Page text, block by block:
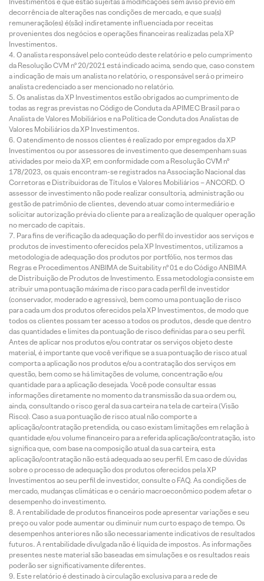
decorrência de alterações nas condições de mercado, e que sua(s)
remuneração(es) é(são) indiretamente influenciada por receitas
provenientes dos negócios e operações financeiras realizadas pela XP
Investimentos.
O analista responsável pelo conteúdo deste relatório e pelo cumprimento
da Resolução CVM nº 20/2021 está indicado acima, sendo que, caso constem
a indicação de mais um analista no relatório, o responsável será o primeiro
analista credenciado a ser mencionado no relatório.
Os analistas da XP Investimentos estão obrigados ao cumprimento de
todas as regras previstas no Código de Conduta da APIMEC Brasil para o
Analista de Valores Mobiliários e na Política de Conduta dos Analistas de
Valores Mobiliários da XP Investimentos.
O atendimento de nossos clientes é realizado por empregados da XP
Investimentos ou por assessores de investimento que desempenham suas
atividades por meio da XP, em conformidade com a Resolução CVM nº
178/2023, os quais encontram-se registrados na Associação Nacional das
Corretoras e Distribuidoras de Títulos e Valores Mobiliários – ANCORD. O
assessor de investimento não pode realizar consultoria, administração ou
gestão de patrimônio de clientes, devendo atuar como intermediário e
solicitar autorização prévia do cliente para a realização de qualquer operação
no mercado de capitais.
Para fins de verificação da adequação do perfil do investidor aos serviços e
produtos de investimento oferecidos pela XP Investimentos, utilizamos a
metodologia de adequação dos produtos por portfólio, nos termos das
Regras e Procedimentos ANBIMA de Suitability nº 01 e do Código ANBIMA
de Distribuição de Produtos de Investimento. Essa metodologia consiste em
atribuir uma pontuação máxima de risco para cada perfil de investidor
(conservador, moderado e agressivo), bem como uma pontuação de risco
para cada um dos produtos oferecidos pela XP Investimentos, de modo que
todos os clientes possam ter acesso a todos os produtos, desde que dentro
das quantidades e limites da pontuação de risco definidas para o seu perfil.
Antes de aplicar nos produtos e/ou contratar os serviços objeto deste
material, é importante que você verifique se a sua pontuação de risco atual
comporta a aplicação nos produtos e/ou a contratação dos serviços em
questão, bem como se há limitações de volume, concentração e/ou
quantidade para a aplicação desejada. Você pode consultar essas
informações diretamente no momento da transmissão da sua ordem ou,
ainda, consultando o risco geral da sua carteira na tela de carteira (Visão
Risco). Caso a sua pontuação de risco atual não comporte a
aplicação/contratação pretendida, ou caso existam limitações em relação à
quantidade e/ou volume financeiro para a referida aplicação/contratação, isto
significa que, com base na composição atual da sua carteira, esta
aplicação/contratação não está adequada ao seu perfil. Em caso de dúvidas
sobre o processo de adequação dos produtos oferecidos pela XP
Investimentos ao seu perfil de investidor, consulte o FAQ. As condições de
mercado, mudanças climáticas e o cenário macroeconômico podem afetar o
desempenho do investimento.
A rentabilidade de produtos financeiros pode apresentar variações e seu
preço ou valor pode aumentar ou diminuir num curto espaço de tempo. Os
desempenhos anteriores não são necessariamente indicativos de resultados
futuros. A rentabilidade divulgada não é líquida de impostos. As informações
presentes neste material são baseadas em simulações e os resultados reais
poderão ser significativamente diferentes.
Este relatório é destinado à circulação exclusiva para a rede de